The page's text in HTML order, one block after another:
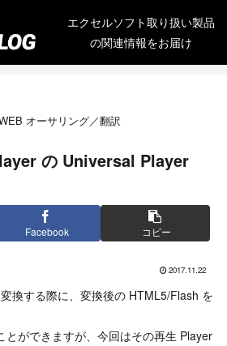
エクセルソフト取り扱い製品
の関連情報をお届け
オーサリング／翻訳
の Universal Player
Facebook コピー
2017.11.22
換する際に、変換後の HTML5/Flash を
とができますが、今回はその再生 Player